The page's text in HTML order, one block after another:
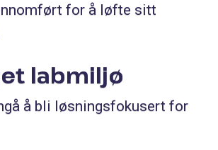
for å løfte sitt
labmiljø
å bli løsningsfokusert for